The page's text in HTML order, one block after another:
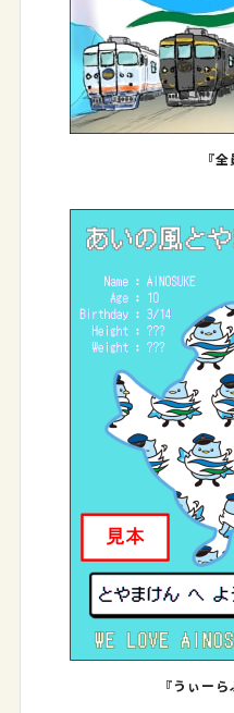
『
『うぃー